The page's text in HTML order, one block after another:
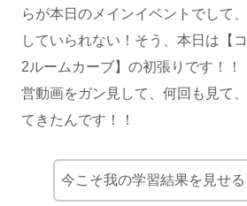
らが本日のメインイベントでして
していられない！そう、本日は【
2ルームカーブ】の初張りです！！
営動画をガン見して、何回も見て
てきたんです！！
今こそ我の学習結果を見せる